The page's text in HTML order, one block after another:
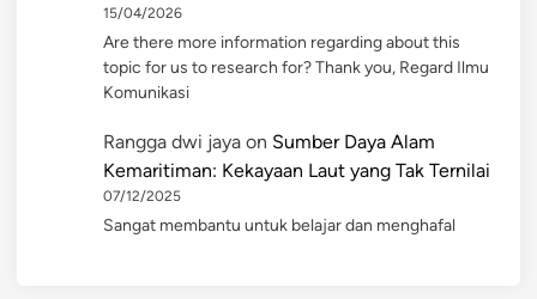
15/04/2026
Are there more information regarding about this
topic for us to research for? Thank you, Regard Ilmu
Komunikasi
Rangga dwi jaya on Sumber Daya Alam
Kemaritiman: Kekayaan Laut yang Tak Ternilai
07/12/2025
Sangat membantu untuk belajar dan menghafal